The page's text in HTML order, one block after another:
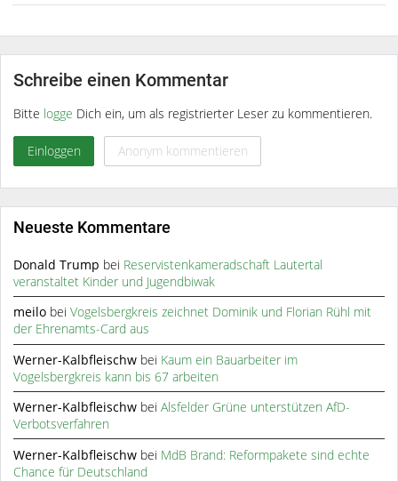
Schreibe einen Kommentar
Bitte logge Dich ein, um als registrierter Leser zu kommentieren.
Einloggen Anonym kommentieren
Neueste Kommentare
Donald Trump bei Reservistenkameradschaft Lautertal
veranstaltet Kinder und Jugendbiwak
meilo beiVogelsbergkreis zeichnet Dominik und Florian Rühl mit
der Ehrenamts-Card aus
Werner-Kalbfleischw bei Kaum ein Bauarbeiter im
Vogelsbergkreis kann bis 67 arbeiten
Werner-Kalbfleischw beiAlsfelder Grüne unterstützen AfD-
Verbotsverfahren
Werner-Kalbfleischw bei MdB Brand: Reformpakete sind echte
Chance für Deutschland